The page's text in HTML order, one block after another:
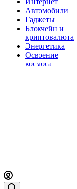
Интернет
Автомобили
Гаджеты
Блокчейн и
криптовалюта
Энергетика
Освоение
космоса